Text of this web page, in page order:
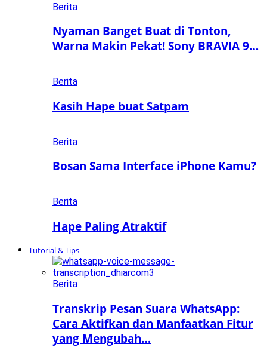
Berita
Nyaman Banget Buat di Tonton,
Warna Makin Pekat! Sony BRAVIA 9…
Berita
Kasih Hape buat Satpam
Berita
Bosan Sama Interface iPhone Kamu?
Berita
Hape Paling Atraktif
Tutorial & Tips
Berita
Transkrip Pesan Suara WhatsApp:
Cara Aktifkan dan Manfaatkan Fitur
yang Mengubah…